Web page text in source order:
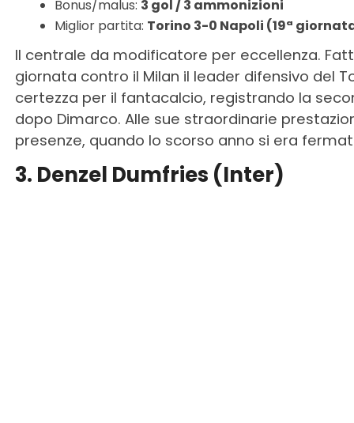
Bonus/malus: 3 gol / 3 ammonizioni
Miglior partita: Torino 3-0 Napoli (19ª
Il centrale da modificatore per eccellenza.
giornata contro il Milan il leader difensivo del
certezza per il fantacalcio, registrando la
dopo Dimarco. Alle sue straordinarie
presenze, quando lo scorso anno si era
3. Denzel Dumfries (Inter)